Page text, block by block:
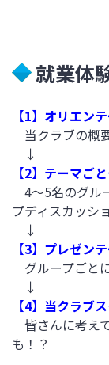
就業体
【1】オリエン
当クラブの概
↓
【2】テーマご
4～5名のグル
プディスカッシ
↓
【3】プレゼン
グループごと
↓
【4】当クラブ
皆さんに考え
も！？